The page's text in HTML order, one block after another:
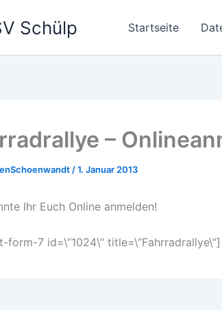
Schülp Startseite
–
/1. Januar 2013
Ihr Euch Online anmelden!
form-7 id=\“1024\“ title=\“Fahrradrallye\“]